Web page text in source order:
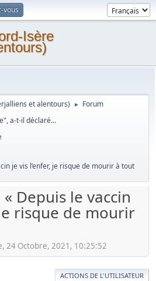
vous
Isère
et alentours) ► Forum
a-t-il déclaré...
je vis l’enfer, je risque de mourir à tout
Depuis le vaccin
risque de mourir
24 Octobre, 2021, 10:25:52
ACTIONS DE L'UTILISATEUR